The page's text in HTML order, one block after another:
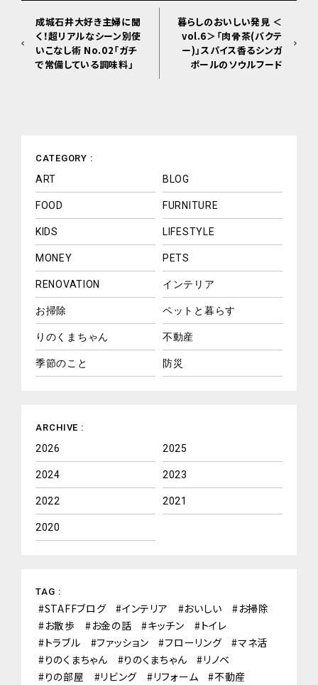
成城石井大好き主婦に聞
く！超リアルなシーン別使
いこなし術 No.02「ガチ
で常備している調味料」
暮らしのおいしい発見 ＜
vol.6＞「肉骨茶(バクテ
ー)」スパイス香るシンガ
ポールのソウルフード
CATEGORY :
ART BLOG
FOOD FURNITURE
KIDS LIFESTYLE
MONEY PETS
RENOVATION インテリア
お掃除 ペットと暮らす
りのくまちゃん 不動産
季節のこと 防災
ARCHIVE :
2026 2025
2024 2023
2022 2021
2020
TAG :
STAFFブログ インテリア おいしい
お掃除
お散歩
お金の話 キッチン
トイレ
トラブル
ファッション フローリング
マネ活
りのくまちゃん
りのくまちゃん
リノベ
りの部屋
リビング リフォーム
不動産